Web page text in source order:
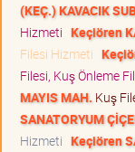
(KEÇ.) KAVACIK
Hizmeti Keçiören
Filesi Hizmeti
Filesi, Kuş Önleme
MAYIS MAH. Kuş
SANATORYUM
Hizmeti Keçiören